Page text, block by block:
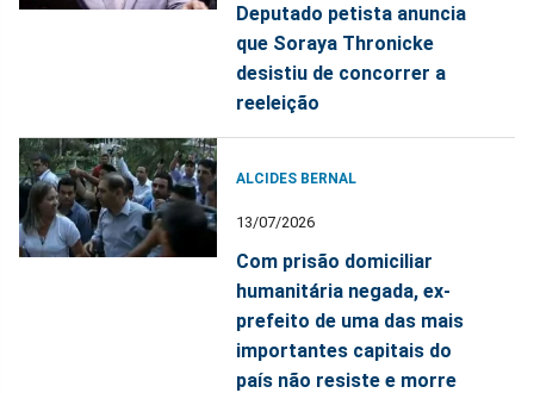
Deputado petista anuncia
que Soraya Thronicke
desistiu de concorrer a
reeleição
ALCIDES BERNAL
13/07/2026
Com prisão domiciliar
humanitária negada, ex-
prefeito de uma das mais
importantes capitais do
país não resiste e morre